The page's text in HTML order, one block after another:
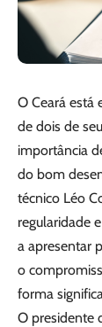
O Ceará está
de dois de
importância
do bom
técnico Léo
regularidade
a apresentar
o
forma
O presidente